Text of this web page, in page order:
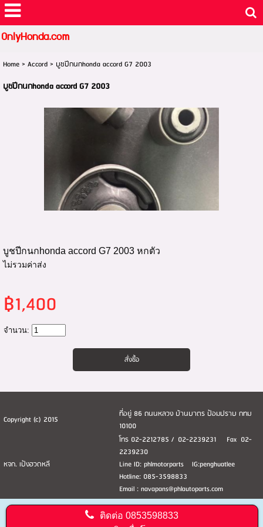
OnlyHonda.com
Home> Accord> บูชปีกนกhonda accord G7 2003
บูชปีกนกhonda accord G7 2003
บูชปีกนกhonda accord G7 2003 หกตัว
ไม่รวมค่าส่ง
฿1,400
จำนวน:
Copyright (c) 2015
ที่อยู่ 86 ถนนหลวง บ้านบาตร ป้อมปราบ กทม
10100
หจก. เป้งฮวดหลี
โทร 02-2212785 / 02-2239231 Fax 02-
2239230
Line ID: phlmotorparts IG:penghuatlee
Hotline: 085-3598833
Email : navapans@phlautoparts.com
ติดต่อ0853598833